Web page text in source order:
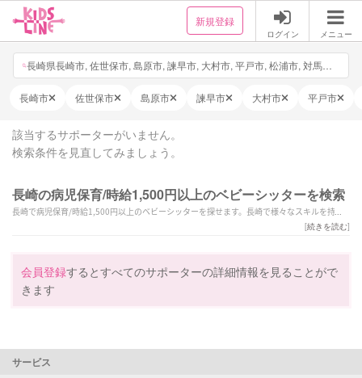
新規登録
ログイン メニュー
長崎市 佐世保市 島原市 諫早市 大村市 平戸市
該当するサポーターがいません。
検索条件を見直してみましょう。
長崎の病児保育/時給1,500円以上のベビーシッターを検索
長崎で病児保育/時給1,500円以上のベビーシッターを探せます。長崎で様々なスキルを持っ
[続きを読む]
会員登録するとすべてのサポーターの詳細情報を見ることがで
きます
サービス